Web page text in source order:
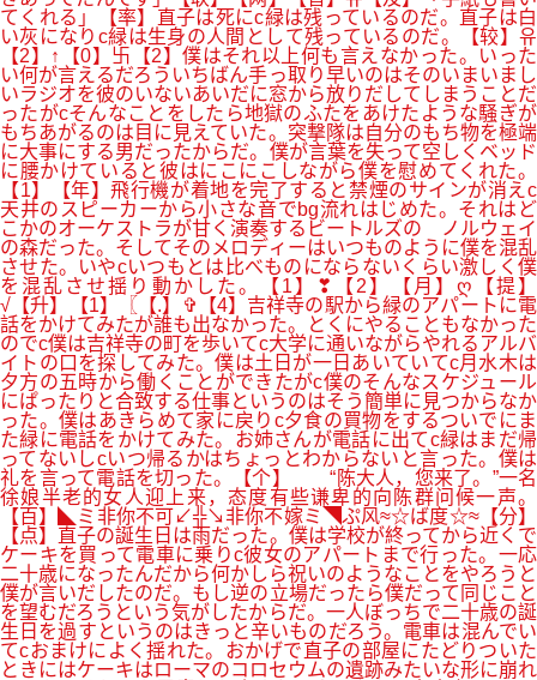
てくれる」【率】直子は死にc緑は残っているのだ。直子は白
い灰になりc緑は生身の人間として残っているのだ。【较】유
【2】↑【0】卐【2】僕はそれ以上何も言えなかった。いった
い何が言えるだろういちばん手っ取り早いのはそのいまいまし
いラジオを彼のいないあいだに窓から放りだしてしまうことだ
ったがcそんなことをしたら地獄のふたをあけたような騒ぎが
もちあがるのは目に見えていた。突撃隊は自分のもち物を極端
に大事にする男だったからだ。僕が言葉を失って空しくベッド
に腰かけていると彼はにこにこしながら僕を慰めてくれた。
【1】【年】飛行機が着地を完了すると禁煙のサインが消えc
天井のスピーカーから小さな音でbg流れはじめた。それはど
こかのオーケストラが甘く演奏するビートルズの ノルウェイ
の森だった。そしてそのメロディーはいつものように僕を混乱
させた。いやcいつもとは比べものにならないくらい激しく僕
を混乱させ揺り動かした。【1】❣【2】【月】ღ【提】
√【升】【1】〖【.】✞【4】吉祥寺の駅から緑のアパートに電
話をかけてみたが誰も出なかった。とくにやることもなかった
のでc僕は吉祥寺の町を歩いてc大学に通いながらやれるアルバ
イトの口を探してみた。僕は土日が一日あいていてc月水木は
夕方の五時から働くことができたがc僕のそんなスケジュール
にぱったりと合致する仕事というのはそう簡単に見つからなか
った。僕はあきらめて家に戻りc夕食の買物をするついでにま
た緑に電話をかけてみた。お姉さんが電話に出てc緑はまだ帰
ってないしcいつ帰るかはちょっとわからないと言った。僕は
礼を言って電話を切った。【个】 “陈大人，您来了。”一名
徐娘半老的女人迎上来，态度有些谦卑的向陈群问候一声。
【百】◣ミ非你不可↙╬↘非你不嫁ミ◥ぷ风≈☆ば度☆≈【分】
【点】直子の誕生日は雨だった。僕は学校が終ってから近くで
ケーキを買って電車に乗りc彼女のアパートまで行った。一応
二十歳になったんだから何かしら祝いのようなことをやろうと
僕が言いだしたのだ。もし逆の立場だったら僕だって同じこと
を望むだろうという気がしたからだ。一人ぼっちで二十歳の誕
生日を過すというのはきっと辛いものだろう。電車は混んでい
てcおまけによく揺れた。おかげで直子の部屋にたどりついた
ときにはケーキはローマのコロセウムの遺跡みたいな形に崩れ